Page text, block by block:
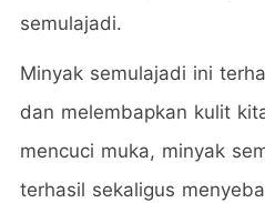
semulajadi.
Minyak semulajadi ini
dan melembapkan kulit
mencuci muka, minyak
terhasil sekaligus